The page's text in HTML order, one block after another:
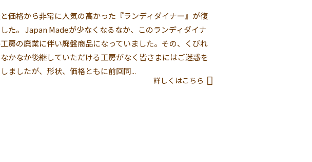
価格から非常に人気の高かった『ランディダイナー』が復
た。 Japan Madeが少なくなるなか、このランディダイナ
房の廃業に伴い廃盤商品になっていました。その、くびれ
かなか後継していただける工房がなく皆さまにはご迷惑を
ましたが、形状、価格ともに前回同...
詳しくはこちら